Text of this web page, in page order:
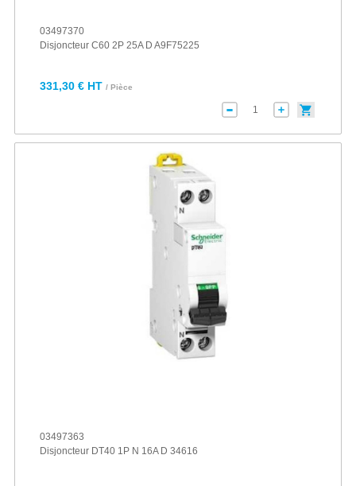
03497370
Disjoncteur C60 2P 25A D A9F75225
331,30 € HT / Pièce
03497363
Disjoncteur DT40 1P N 16A D 34616